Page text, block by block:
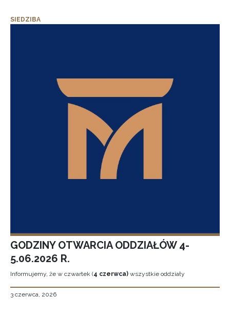
SIEDZIBA
GODZINY OTWARCIA ODDZIAŁÓW 4-
5.06.2026 R.
Informujemy, że w czwartek (4 czerwca) wszystkie oddziały
3 czerwca, 2026